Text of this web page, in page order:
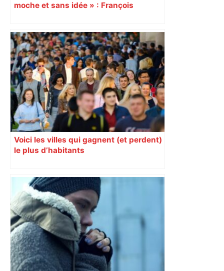
moche et sans idée » : François
Augustins
Voici les villes qui gagnent (et perdent)
le plus d’habitants